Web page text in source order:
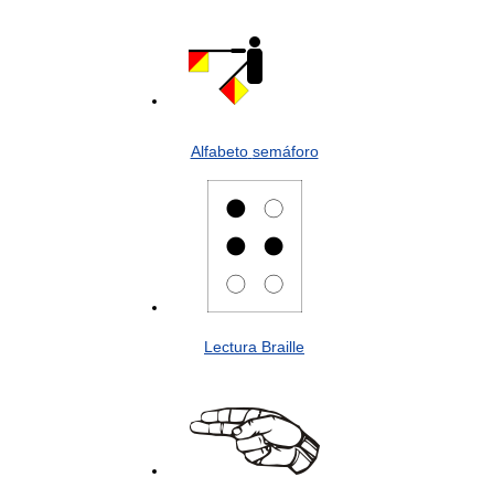
Alfabeto semáforo
Lectura Braille